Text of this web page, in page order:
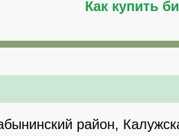
Как купить
район,